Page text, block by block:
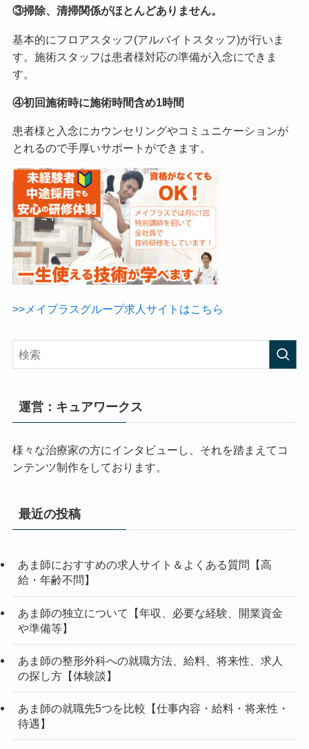
③掃除、清掃関係がほとんどありません。
基本的にフロアスタッフ(アルバイトスタッフ)が行いま
す。施術スタッフは患者様対応の準備が入念にできま
す。
④初回施術時に施術時間含め1時間
患者様と入念にカウンセリングやコミュニケーションが
とれるので手厚いサポートができます。
>>メイプラスグループ求人サイトはこちら
運営：キュアワークス
様々な治療家の方にインタビューし、それを踏まえてコ
ンテンツ制作をしております。
最近の投稿
あま師におすすめの求人サイト＆よくある質問【高
給・年齢不問】
あま師の独立について【年収、必要な経験、開業資金
や準備等】
あま師の整形外科への就職方法、給料、将来性、求人
の探し方【体験談】
あま師の就職先5つを比較【仕事内容・給料・将来性・
待遇】